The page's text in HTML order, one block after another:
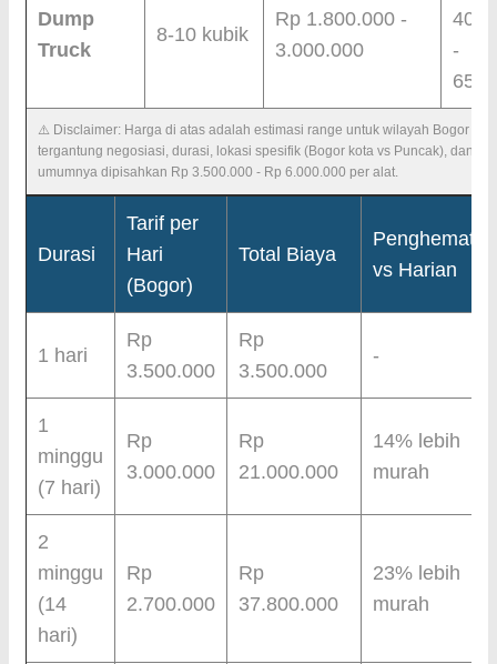
Dump
Truck
8-10 kubik
Rp 1.800.000 -
3.000.000
-
⚠️ Disclaimer: Harga di atas adalah estimasi range untuk wilayah Bogor
tergantung negosiasi, durasi, lokasi spesifik (Bogor kota vs Puncak), dan
umumnya dipisahkan Rp 3.500.000 - Rp 6.000.000 per alat.
Durasi
Tarif per
Hari
(Bogor)
Total Biaya
Penghematan
vs Harian
1 hari
Rp
3.500.000
Rp
3.500.000
-
1
minggu
(7 hari)
Rp
3.000.000
Rp
21.000.000
14% lebih
murah
2
minggu
(14
hari)
Rp
2.700.000
Rp
37.800.000
23% lebih
murah